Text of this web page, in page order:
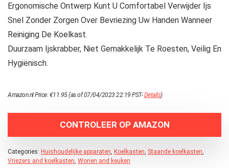
Ergonomische Ontwerp Kunt U Comfortabel Verwijder Ijs
Snel Zonder Zorgen Over Bevriezing Uw Handen Wanneer
Reiniging De Koelkast.
Duurzaam Ijskrabber, Niet Gemakkelijk Te Roesten, Veilig En
Hygiënisch.
Amazon.nl Price:€11.95(as of 07/04/2023 22:19 PST-Details)
CONTROLEER OP AMAZON
Categories: Huishoudelijke apparaten Koelkasten Staande koelkasten
Vriezers and koelkasten Wonen and keuken